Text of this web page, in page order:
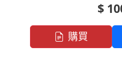
$
購買